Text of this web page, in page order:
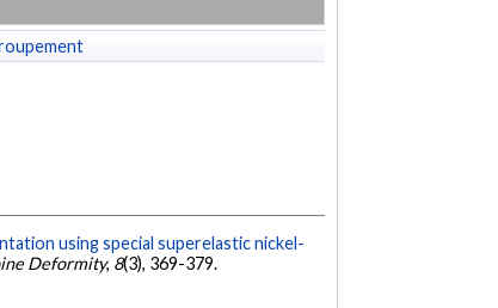
using special superelastic nickel-
Deformity, 8(3), 369-379.